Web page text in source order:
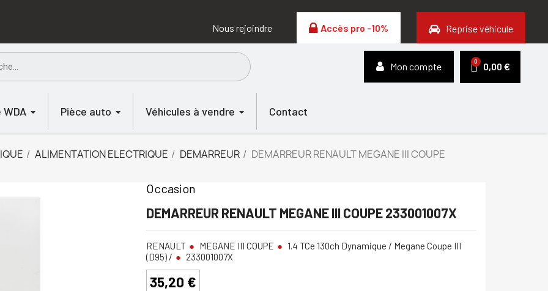
Nous rejoindre Accès pro -10% Reprise véhicule
Mon compte 0,00 €
WDA Pièce auto Véhicules à vendre Contact
ALIMENTATION ELECTRIQUE DEMARREUR DEMARREUR RENAULT MEGANE III COUPE
Occasion
DEMARREUR RENAULT MEGANE III COUPE 233001007X
RENAULT MEGANE III COUPE
1.4 TCe 130ch Dynamique / Megane Coupe III
(D95) /
233001007X
35,20 €